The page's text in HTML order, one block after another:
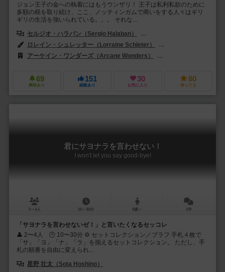
ジョン王子の金への執着にはもうウンザリ！ 王子は私利私欲のために
多額の税を取り続け、ここ、ノッティンガムで商いをする人々はギリ
ギリの生活を強いられている。。。 それな...
セルジオ・ハラバン（Sergio Halaban）
ロレイン・シュレッター（Lorraine Schleter）
アーケイン・ワンダーズ（Arcane Wonders）
69
興味あり
151
経験あり
30
お気に入り
80
持ってる
君にサヨナラを言わせない！
I won't let you say good-bye!
2～4人 10～30分 8歳～ 1件
「サヨナラを言わせないゼ！」と言いたくなるセッコレ
👤 2〜4人 🕑 10〜30分 ⚙️ セットコレクション／ブラフ 手札４枚で
「サ」「ヨ」「ナ」「ラ」を揃えるセットコレクション。 ただし、手
札の順番を自由に変えられ...
星野 壮太（Sota Hoshino）